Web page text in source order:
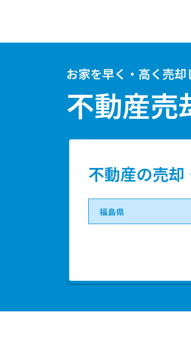
お家を早く・高く売却
不動産売
不動産の売却